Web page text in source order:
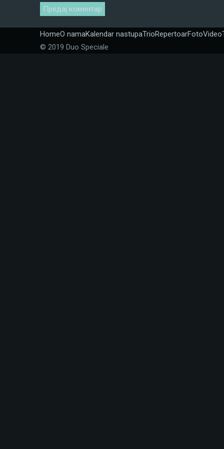
HomeO namaKalendar nastupaTrioRepertoarFotoVideo
© 2019 Duo Speciale